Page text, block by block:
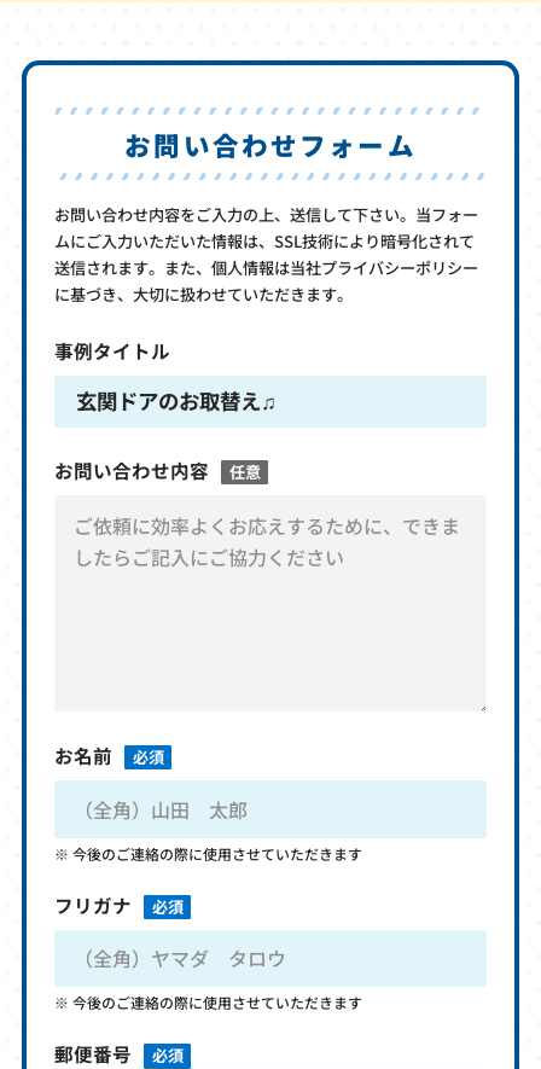
お問い合わせフォーム
お問い合わせ内容をご入力の上、送信して下さい。当フォー
ムにご入力いただいた情報は、SSL技術により暗号化されて
送信されます。また、個人情報は当社プライバシーポリシー
に基づき、大切に扱わせていただきます。
事例タイトル
玄関ドアのお取替え♫
お問い合わせ内容 任意
お名前 必須
今後のご連絡の際に使用させていただきます
フリガナ 必須
今後のご連絡の際に使用させていただきます
郵便番号 必須